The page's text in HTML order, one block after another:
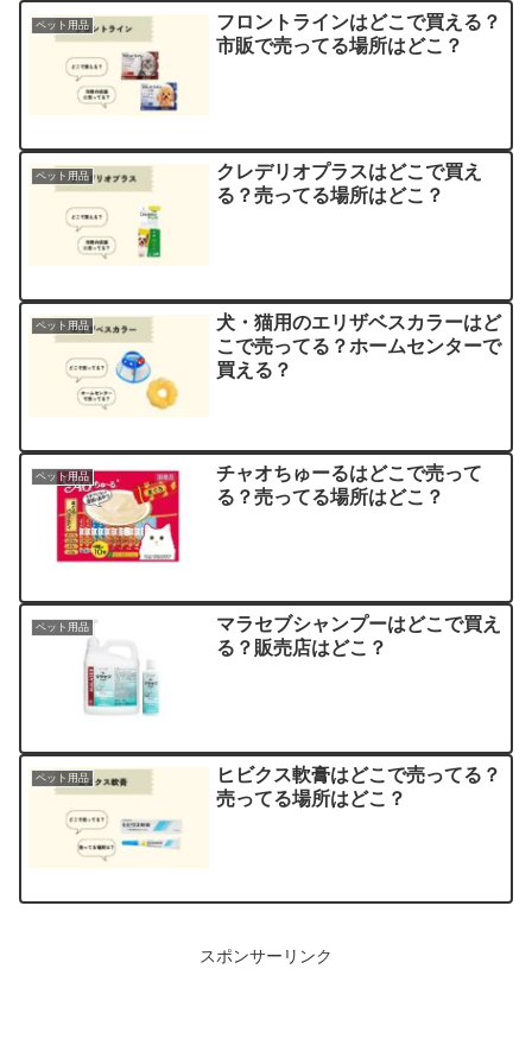
ペット用品
フロントラインはどこで買える？
市販で売ってる場所はどこ？
ペット用品
クレデリオプラスはどこで買え
る？売ってる場所はどこ？
ペット用品
犬・猫用のエリザベスカラーはど
こで売ってる？ホームセンターで
買える？
ペット用品
チャオちゅーるはどこで売って
る？売ってる場所はどこ？
ペット用品
マラセブシャンプーはどこで買え
る？販売店はどこ？
ペット用品
ヒビクス軟膏はどこで売ってる？
売ってる場所はどこ？
スポンサーリンク